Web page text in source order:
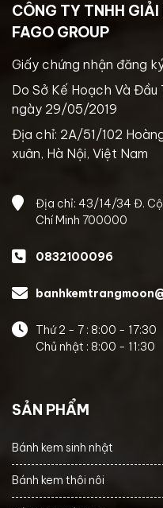
CÔNG TY TNHH
FAGO GROUP
Giấy chứng nhận đăng
Do Sở Kế Hoạch Và
ngày 29/05/2019
Địa chỉ: 2A/51/102
xuân, Hà Nội, Việt Nam
Địa chỉ: 43/14/34 Đ.
Chí Minh 700000
0832100096
Thứ 2 - 7 : 8:00 - 17:30
Chủ nhật : 8:00 - 11:30
SẢN PHẨM
Bánh kem sinh nhật
Bánh kem thôi nôi